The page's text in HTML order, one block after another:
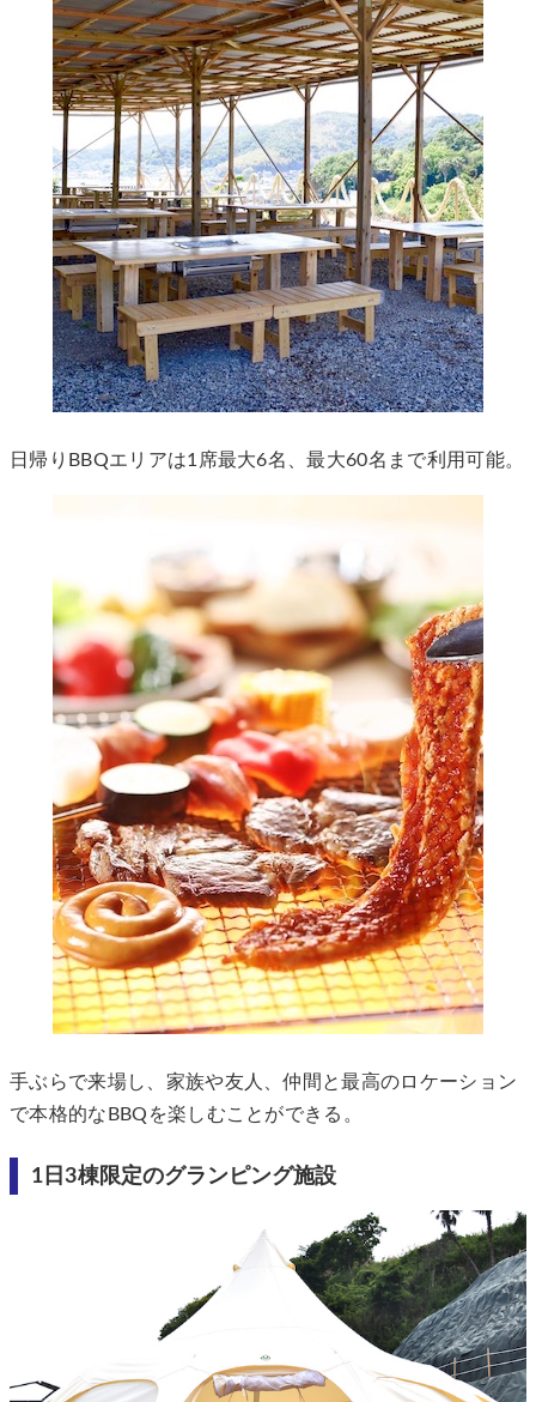
日帰りBBQエリアは1席最大6名、最大60名まで利用可能。
手ぶらで来場し、家族や友人、仲間と最高のロケーション
で本格的なBBQを楽しむことができる。
1日3棟限定のグランピング施設